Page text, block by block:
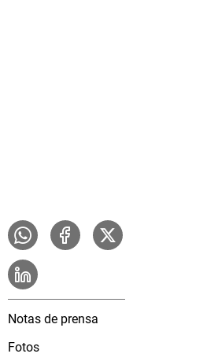
Notas de prensa
Fotos